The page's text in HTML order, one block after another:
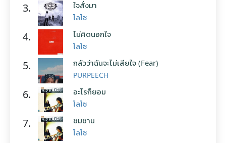
3. ใจสั่งมา
โลโซ
4. ไม่คิดนอกใจ
โลโซ
5. กลัวว่าฉันจะไม่เสียใจ (Fear)
PURPEECH
6. อะไรก็ยอม
โลโซ
7. ซมซาน
โลโซ